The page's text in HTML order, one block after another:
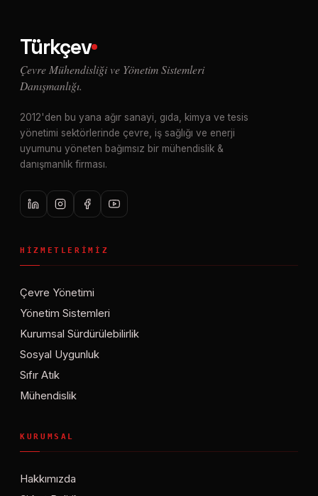
Türkçev
Çevre Mühendisliği ve Yönetim Sistemleri
Danışmanlığı.
2012'den bu yana ağır sanayi, gıda, kimya ve tesis
yönetimi sektörlerinde çevre, iş sağlığı ve enerji
uyumunu yöneten bağımsız bir mühendislik &
danışmanlık firması.
HIZMETLERIMIZ
Çevre Yönetimi
Yönetim Sistemleri
Kurumsal Sürdürülebilirlik
Sosyal Uygunluk
Sıfır Atık
Mühendislik
KURUMSAL
Hakkımızda